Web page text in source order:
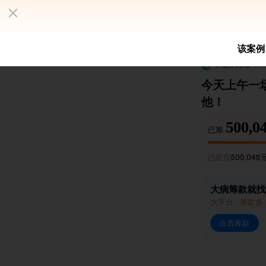
刘进的亲友 发
今天上午一
他！
已筹
500,048
大病筹款就
大平台 · 筹款多
点击筹款
该案